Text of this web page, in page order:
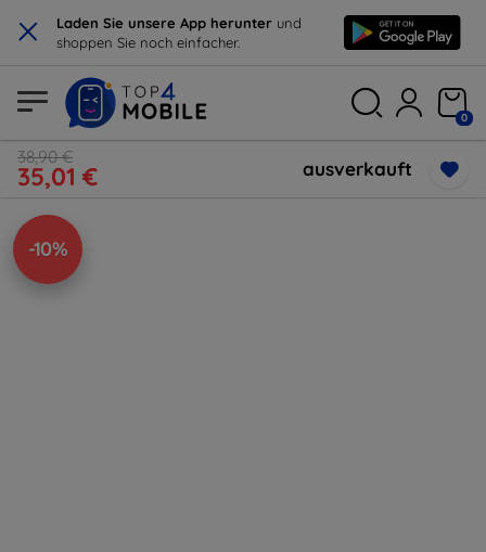
× Laden Sie unsere App herunter und
shoppen Sie noch einfacher.
0
38,90 €
35,01 € ausverkauft
-10%